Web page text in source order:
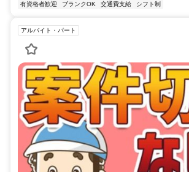
有資格者歓迎 ブランクOK 交通費支給 シフト制
アルバイト・パート